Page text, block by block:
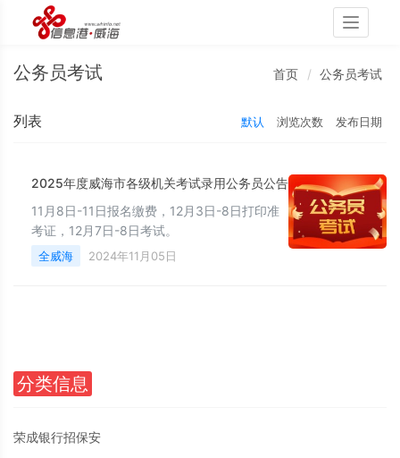
Toggle
公务员考试 首页 公务员考试
列表 默认 浏览次数 发布日期
2025年度威海市各级机关考试录用公务员公告
11月8日-11日报名缴费，12月3日-8日打印准
考证，12月7日-8日考试。
全威海 2024年11月05日
分类信息
荣成银行招保安